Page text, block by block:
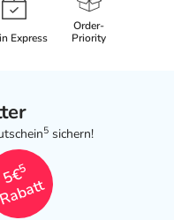
Express
Order-
Priority
5 sichern!
5€
5
Rabatt